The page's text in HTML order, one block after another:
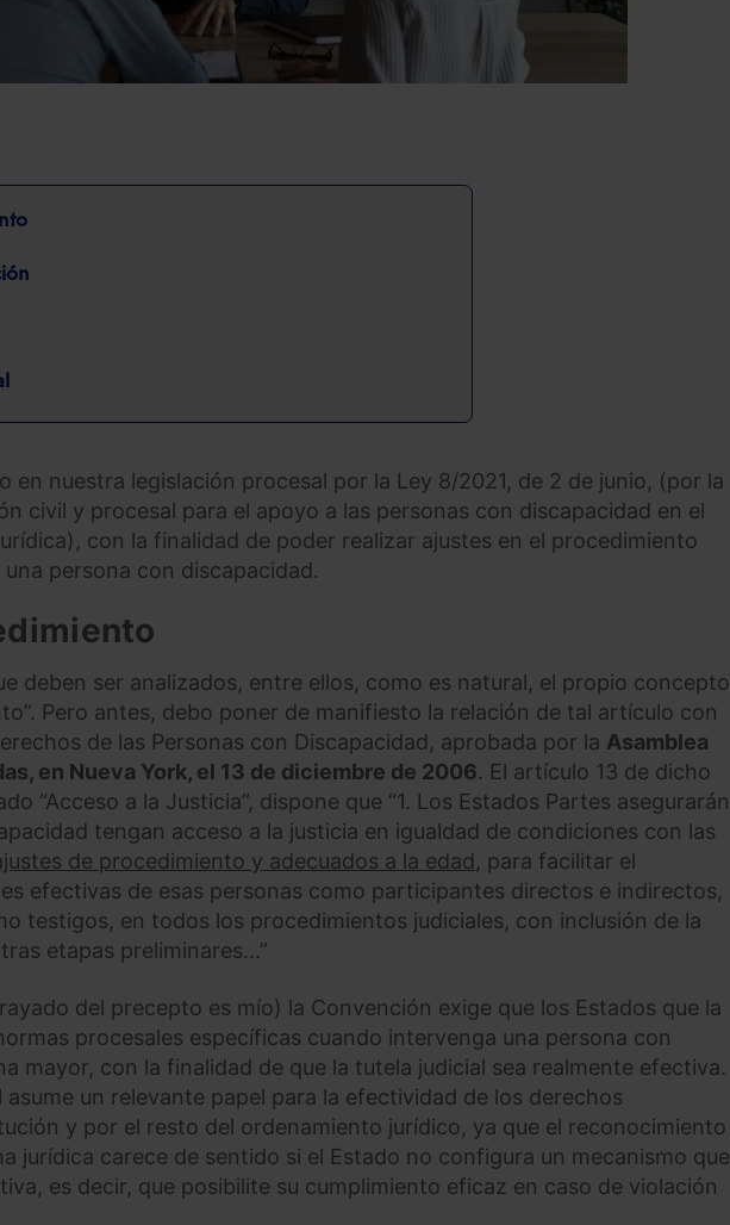
en nuestra legislación procesal por la Ley 8/2021, de 2 de junio, (por la
civil y procesal para el apoyo a las personas con discapacidad en el
con la finalidad de poder realizar ajustes en el procedimiento
persona con discapacidad.
deben ser analizados, entre ellos, como es natural, el propio concepto
Pero antes, debo poner de manifiesto la relación de tal artículo con
de las Personas con Discapacidad, aprobada por la Asamblea
en Nueva York, el 13 de diciembre de 2006. El artículo 13 de dicho
“Acceso a la Justicia”, dispone que “1. Los Estados Partes asegurarán
tengan acceso a la justicia en igualdad de condiciones con las
de procedimiento y adecuados a la edad, para facilitar el
efectivas de esas personas como participantes directos e indirectos,
testigos, en todos los procedimientos judiciales, con inclusión de la
etapas preliminares...”
del precepto es mío) la Convención exige que los Estados que la
procesales específicas cuando intervenga una persona con
mayor, con la finalidad de que la tutela judicial sea realmente efectiva.
asume un relevante papel para la efectividad de los derechos
y por el resto del ordenamiento jurídico, ya que el reconocimiento
jurídica carece de sentido si el Estado no configura un mecanismo que
es decir, que posibilite su cumplimiento eficaz en caso de violación